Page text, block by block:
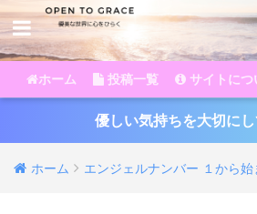
ホーム 投稿一覧 サイトにつ
優しい気持ちを大切に
ホーム エンジェルナンバー １から始